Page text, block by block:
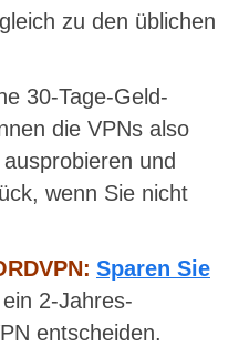
zu den üblichen
30-Tage-Geld-
die VPNs also
und
wenn Sie nicht
Sparen Sie
2-Jahres-
entscheiden.